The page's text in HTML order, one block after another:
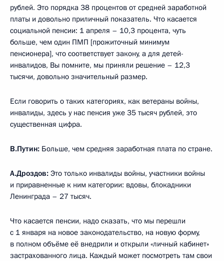
рублей. Это порядка 38 процентов от средней заработной
платы и довольно приличный показатель. Что касается
социальной пенсии: 1 апреля – 10,3 процента, чуть
больше, чем один ПМП [прожиточный минимум
пенсионера], что соответствует закону, а для детей-
инвалидов, Вы помните, мы приняли решение – 12,3
тысячи, довольно значительный размер.
Если говорить о таких категориях, как ветераны войны,
инвалиды, здесь у нас пенсия уже 35 тысяч рублей, это
существенная цифра.
В.Путин: Больше, чем средняя заработная плата по стране.
А.Дроздов: Это только инвалиды войны, участники войны
и приравненные к ним категории: вдовы, блокадники
Ленинграда – 27 тысяч.
Что касается пенсии, надо сказать, что мы перешли
с 1 января на новое законодательство, на новую форму,
в полном объёме её внедрили и открыли «личный кабинет»
застрахованного лица. Каждый может посмотреть там свои